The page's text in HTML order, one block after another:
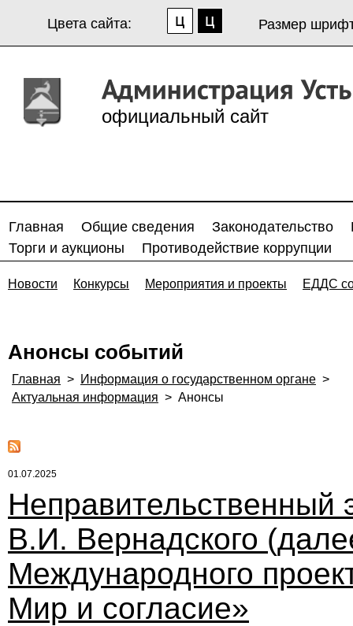
Цвета сайта: Размер
официальный сайт
Главная Общие сведения Законодательство
Торги и аукционы
Противодействие коррупции
Новости Конкурсы Мероприятия и проекты ЕДДС
Анонсы событий
Главная > Информация о государственном органе >
Актуальная информация > Анонсы
01.07.2025
Неправительственный
В.И. Вернадского
Международного
Мир и согласие»